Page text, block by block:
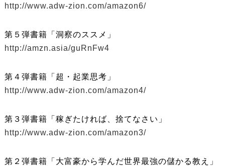
http://www.adw-zion.com/amazon6/
第５弾書籍「洞察のススメ」
http://amzn.asia/guRnFw4
第４弾書籍「超・起業思考」
http://www.adw-zion.com/amazon4/
第３弾書籍「稼ぎたければ、捨てなさい」
http://www.adw-zion.com/amazon3/
第２弾書籍「大富豪から学んだ世界最強の儲かる教え」